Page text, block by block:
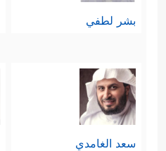
بشر لطفي
سعد الغامدي